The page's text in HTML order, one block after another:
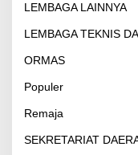
LEMBAGA LAINNYA
LEMBAGA TEKNIS
ORMAS
Populer
Remaja
SEKRETARIAT